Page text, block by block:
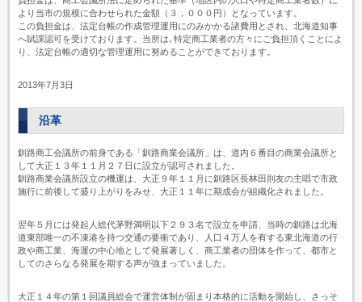
より当市の規模に合わせられた金額（３，０００円）となっています。
この負担金は、法定台帳の作成管理運用にのみかかる諸費用とされ、北海道知事
へ賦課認可を受けております。当所は､特定商工業者の方々にご負担頂くことによ
り、法定台帳の適切な管理運用に努めることができております。
2013年7月3日
沿革
釧路商工会議所の前身である「釧路商業会議所」は、道内６番目の商業会議所と
して大正１３年１１月２７日に設立が認可されました。
釧路商業会議所設立の機運は、大正９年１１月に釧路区長林田則友の主唱で市政
施行に前後して盛り上がりをみせ、大正１１年に期成会が組織化されました。
翌年５月には発起人総代茅野満明以下２９３名で設立を申請、当時の釧路は北海
道東部唯一の不凍港を持つ交通の要衝であり、人口４万人を有する東北海道の行
政や商工業、海運の中心地として発展著しく、商工業者の団体を作って、都市と
してのさらなる発展を期する声が強まっていました。
大正１４年の第１回議員総会で運営体制が固まり本格的に活動を開始し、さっそ